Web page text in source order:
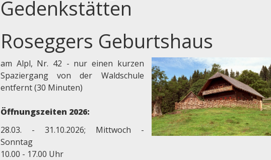
Gedenkstätten
Roseggers Geburtshaus
am Alpl, Nr. 42 - nur einen kurzen
Spaziergang von der Waldschule
entfernt (30 Minuten)
Öffnungszeiten 2026:
28.03. - 31.10.2026; Mittwoch -
Sonntag
10.00 - 17.00 Uhr